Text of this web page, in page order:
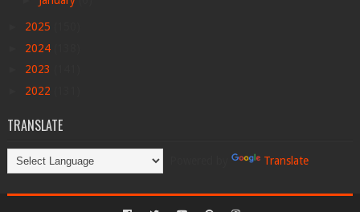
2025
2024
2023
2022
TRANSLATE
Translate